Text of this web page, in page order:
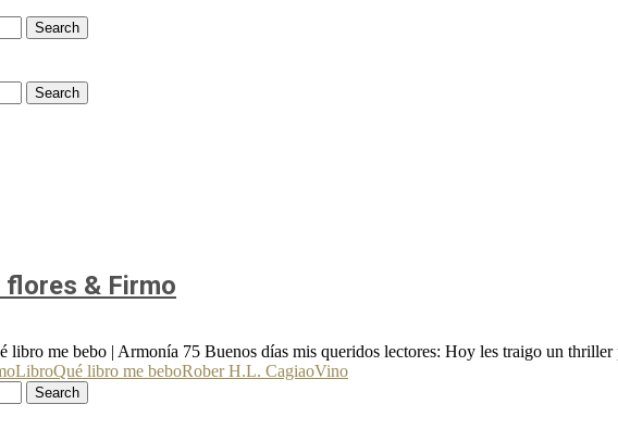
Search
Search
flores & Firmo
me bebo | Armonía 75 Buenos días mis queridos lectores: Hoy les traigo un thriller
LibroQué libro me beboRober H.L. CagiaoVino
Search